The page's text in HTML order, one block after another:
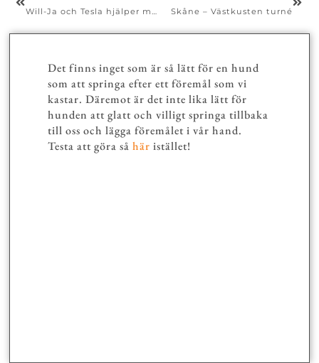
Skåne – Västkusten turné
Det finns inget som är så lätt för en hund
som att springa efter ett föremål som vi
kastar. Däremot är det inte lika lätt för
hunden att glatt och villigt springa tillbaka
till oss och lägga föremålet i vår hand.
Testa att göra såhär istället!